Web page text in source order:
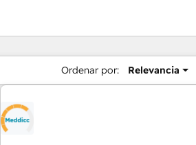
Ordenar por: Relevancia